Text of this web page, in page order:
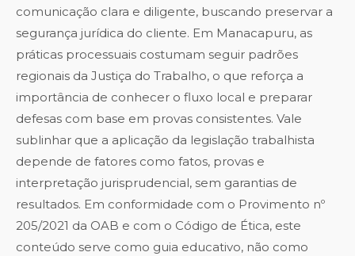
comunicação clara e diligente, buscando preservar a
segurança jurídica do cliente. Em Manacapuru, as
práticas processuais costumam seguir padrões
regionais da Justiça do Trabalho, o que reforça a
importância de conhecer o fluxo local e preparar
defesas com base em provas consistentes. Vale
sublinhar que a aplicação da legislação trabalhista
depende de fatores como fatos, provas e
interpretação jurisprudencial, sem garantias de
resultados. Em conformidade com o Provimento nº
205/2021 da OAB e com o Código de Ética, este
conteúdo serve como guia educativo, não como